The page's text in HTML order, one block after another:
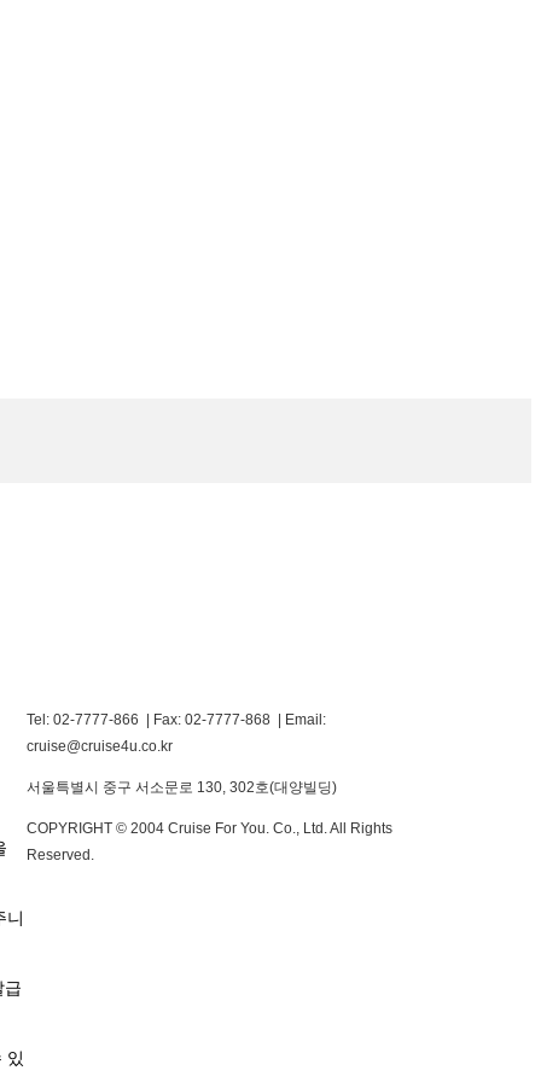
니
급
있
Tel: 02-7777-866 | Fax: 02-7777-868
Email:
cruise@cruise4u.co.kr
서울특별시 중구 서소문로 130, 302호(대양빌딩)
COPYRIGHT © 2004 Cruise For You. Co., Ltd. All Rights
Reserved.